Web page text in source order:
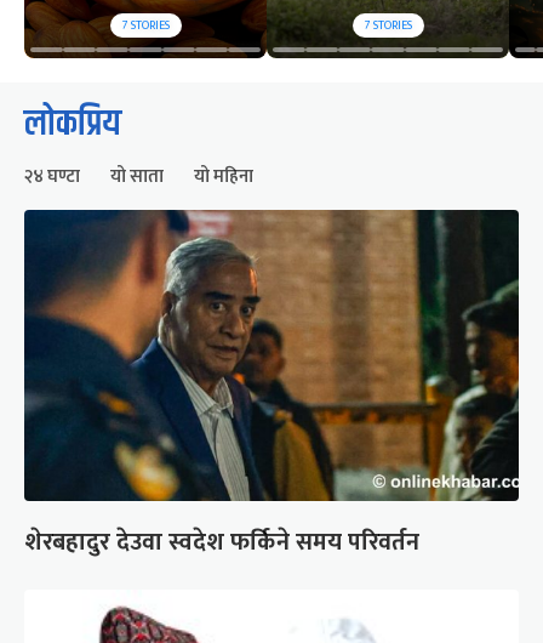
7STORIES 7STORIES
लोकप्रिय
२४ घण्टा यो साता यो महिना
शेरबहादुर देउवा स्वदेश फर्किने समय परिवर्तन